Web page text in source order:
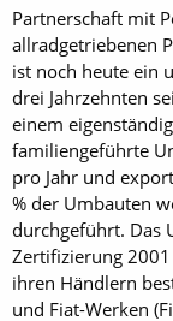
Partnerschaft mit
allradgetriebenen
ist noch heute ein
drei Jahrzehnten
einem
familiengeführte
pro Jahr und
% der Umbauten
durchgeführt. Das
Zertifizierung
ihren Händlern
und Fiat-Werken